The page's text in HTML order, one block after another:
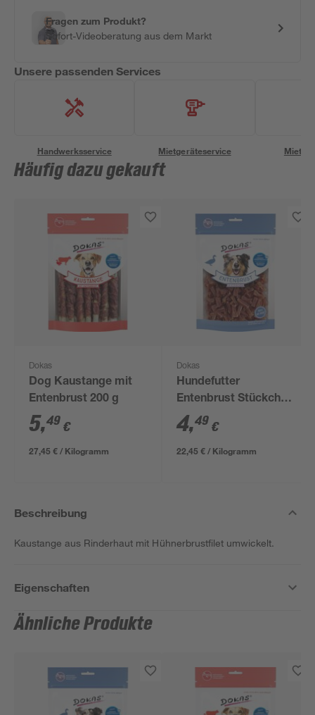
Fragen zum Produkt?
Sofort-Videoberatung aus dem Markt
Unsere passenden Services
Handwerksservice Mietgeräteservice
Häufig dazu gekauft
Dokas
Dog Kaustange mit
Entenbrust 200 g
5,49 €
27,45 € / Kilogramm
Dokas
Hundefutter
Entenbrust Stückchen
200 g
4,49 €
22,45 € / Kilogramm
Beschreibung
Kaustange aus Rinderhaut mit Hühnerbrustfilet umwickelt.
Eigenschaften
Ähnliche Produkte